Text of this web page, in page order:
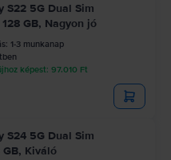
S22 5G Dual Sim
GB, Nagyon jó
1-3 munkanap
képest: 97.010 Ft
S24 5G Dual Sim
GB, Kiváló